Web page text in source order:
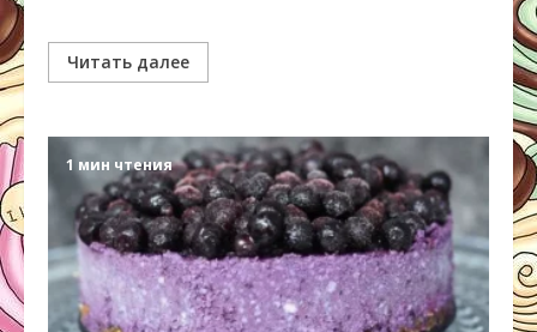
Читать далее
1 мин чтения